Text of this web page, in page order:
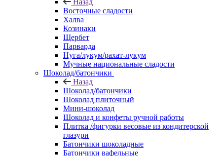
Назад
Восточные сладости
Халва
Козинаки
Щербет
Парварда
Нуга/лукум/рахат-лукум
Мучные национальные сладости
Шоколад/батончики
Назад
Шоколад/батончики
Шоколад плиточный
Мини-шоколад
Шоколад и конфеты ручной работы
Плитка /фигурки весовые из кондитерской
глазури
Батончики шоколадные
Батончики вафельные